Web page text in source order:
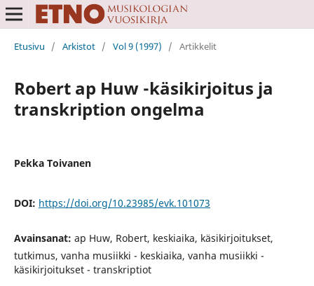
Etusivu / Arkistot / Vol 9 (1997) / Artikkelit
Robert ap Huw -käsikirjoitus ja
transkription ongelma
Pekka Toivanen
DOI: https://doi.org/10.23985/evk.101073
Avainsanat: ap Huw, Robert, keskiaika, käsikirjoitukset,
tutkimus, vanha musiikki - keskiaika, vanha musiikki -
käsikirjoitukset - transkriptiot